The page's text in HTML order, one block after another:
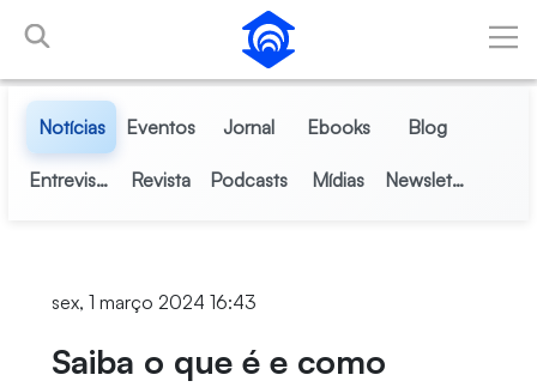
Pular para o Conteúdo principal
Notícias Eventos Jornal Ebooks Blog
Entrevistas Revista Podcasts Mídias Newsletter
sex, 1 março 2024 16:43
Saiba o que é e como